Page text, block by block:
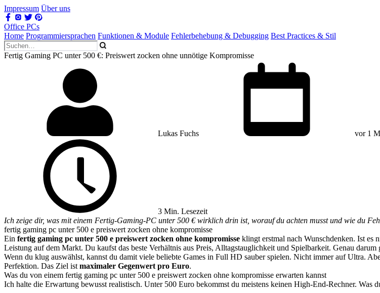
Impressum Über uns
Office PCs
Home Programmiersprachen Funktionen & Module Fehlerbehebung & Debugging Best Practices & Stil
Fertig Gaming PC unter 500 €: Preiswert zocken ohne unnötige Kompromisse
Lukas Fuchs vor 1
3 Min. Lesezeit
Ich zeige dir, was mit einem Fertig-Gaming-PC unter 500 € wirklich drin ist, worauf du achten musst und wie du
fertig gaming pc unter 500 e preiswert zocken ohne kompromisse
Ein fertig gaming pc unter 500 e preiswert zocken ohne kompromisse klingt erstmal nach Wunschdenken. Ist es
Leistung auf dem Markt. Du kaufst das beste Verhältnis aus Preis, Alltagstauglichkeit und Spielbarkeit. Genau darum
Wenn du klug auswählst, kannst du damit viele beliebte Games in Full HD sauber spielen. Nicht immer auf Ultra.
Perfektion. Das Ziel ist maximaler Gegenwert pro Euro.
Was du von einem fertig gaming pc unter 500 e preiswert zocken ohne kompromisse erwarten kannst
Ich halte die Erwartung bewusst realistisch. Unter 500 Euro bekommst du meistens keinen High-End-Rechner. Was